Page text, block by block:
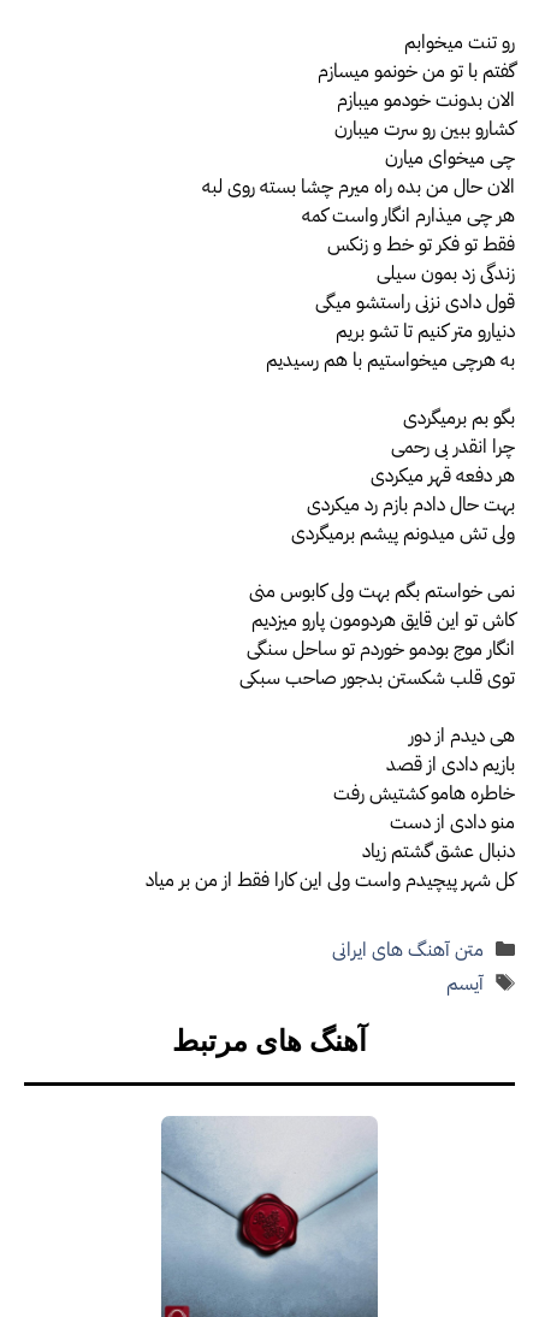
رو تنت میخوابم
گفتم با تو من خونمو میسازم
الان بدونت خودمو میبازم
کشارو ببین رو سرت میبارن
چی میخوای میارن
الان حال من بده راه میرم چشا بسته روی لبه
هر چی میذارم انگار واست کمه
فقط تو فکر تو خط و زنکس
زندگی زد بمون سیلی
قول دادی نزنی راستشو میگی
دنیارو متر کنیم تا تشو بریم
به هرچی میخواستیم با هم رسیدیم
بگو بم برمیگردی
چرا انقدر بی رحمی
هر دفعه قهر میکردی
بهت حال دادم بازم رد میکردی
ولی تش میدونم پیشم برمیگردی
نمی خواستم بگم بهت ولی کابوس منی
کاش تو این قایق هردومون پارو میزدیم
انگار موج بودمو خوردم تو ساحل سنگی
توی قلب شکستن بدجور صاحب سبکی
هی دیدم از دور
بازیم دادی از قصد
خاطره هامو کشتیش رفت
منو دادی از دست
دنبال عشق گشتم زیاد
کل شهر پیچیدم واست ولی این کارا فقط از من بر میاد
دسته‌ها
متن آهنگ های ایرانی
برچسب‌ها
آیسم
آهنگ های مرتبط